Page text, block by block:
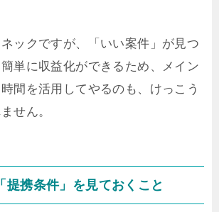
ックですが、「いい案件」が見つ
単に収益化ができるため、メイン
間を活用してやるのも、けっこう
せん。
提携条件」を見ておくこと